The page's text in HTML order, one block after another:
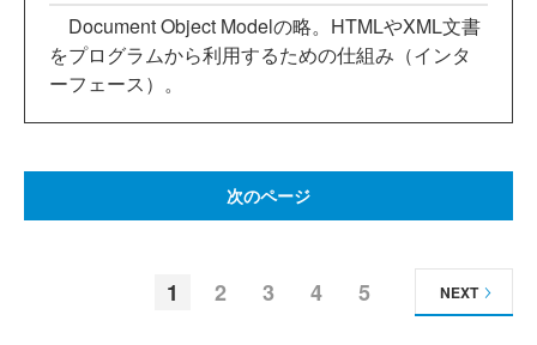
Document Object Modelの略。HTMLやXML文書
をプログラムから利用するための仕組み（インタ
ーフェース）。
次のページ
1 2 3 4 5 NEXT